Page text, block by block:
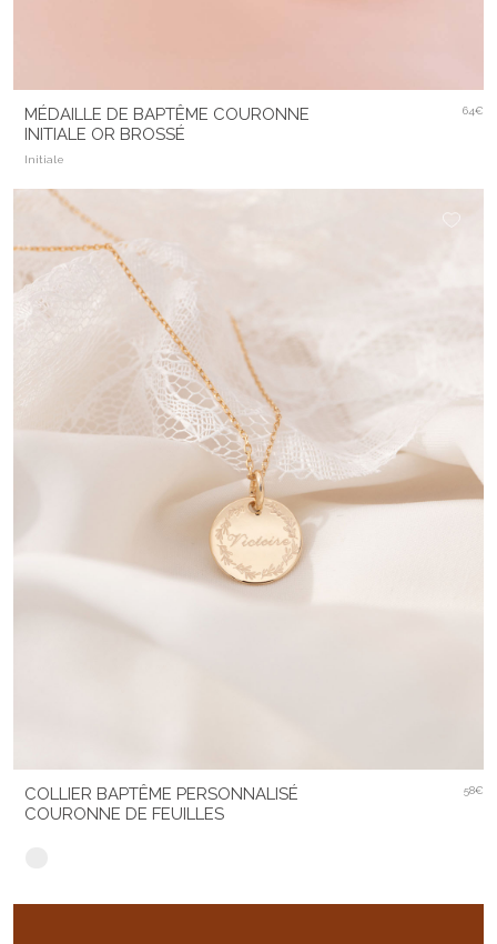
MÉDAILLE DE BAPTÊME COURONNE
INITIALE OR BROSSÉ
Initiale
64€
COLLIER BAPTÊME PERSONNALISÉ
COURONNE DE FEUILLES
58€